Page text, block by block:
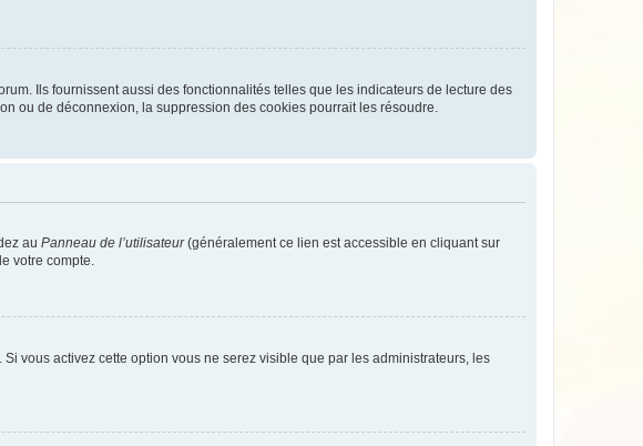
Ils fournissent aussi des fonctionnalités telles que les indicateurs de lecture des
ou de déconnexion, la suppression des cookies pourrait les résoudre.
au Panneau de l’utilisateur(généralement ce lien est accessible en cliquant sur
votre compte.
. Si vous activez cette option vous ne serez visible que par les administrateurs, les